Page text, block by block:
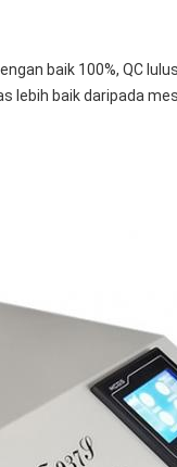
baik 100%, QC
lebih baik daripada